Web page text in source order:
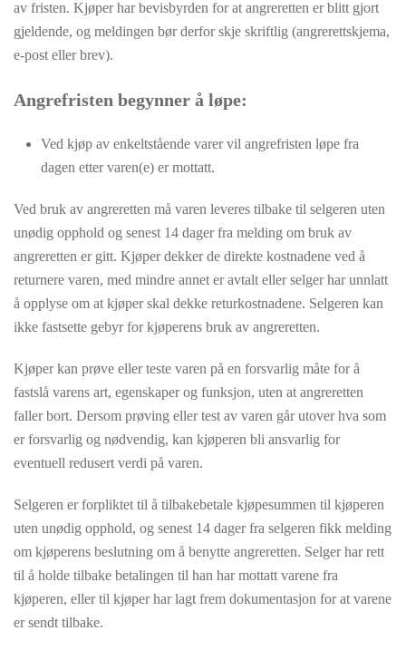
av fristen. Kjøper har bevisbyrden for at angreretten er blitt gjort
gjeldende, og meldingen bør derfor skje skriftlig (angrerettskjema,
e-post eller brev).
Angrefristen begynner å løpe:
Ved kjøp av enkeltstående varer vil angrefristen løpe fra
dagen etter varen(e) er mottatt.
Ved bruk av angreretten må varen leveres tilbake til selgeren uten
unødig opphold og senest 14 dager fra melding om bruk av
angreretten er gitt. Kjøper dekker de direkte kostnadene ved å
returnere varen, med mindre annet er avtalt eller selger har unnlatt
å opplyse om at kjøper skal dekke returkostnadene. Selgeren kan
ikke fastsette gebyr for kjøperens bruk av angreretten.
Kjøper kan prøve eller teste varen på en forsvarlig måte for å
fastslå varens art, egenskaper og funksjon, uten at angreretten
faller bort. Dersom prøving eller test av varen går utover hva som
er forsvarlig og nødvendig, kan kjøperen bli ansvarlig for
eventuell redusert verdi på varen.
Selgeren er forpliktet til å tilbakebetale kjøpesummen til kjøperen
uten unødig opphold, og senest 14 dager fra selgeren fikk melding
om kjøperens beslutning om å benytte angreretten. Selger har rett
til å holde tilbake betalingen til han har mottatt varene fra
kjøperen, eller til kjøper har lagt frem dokumentasjon for at varene
er sendt tilbake.